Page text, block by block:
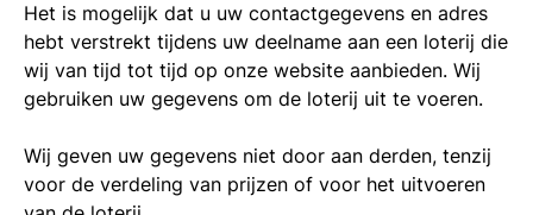
Het is mogelijk dat u uw contactgegevens en adres
hebt verstrekt tijdens uw deelname aan een loterij die
wij van tijd tot tijd op onze website aanbieden. Wij
gebruiken uw gegevens om de loterij uit te voeren.
Wij geven uw gegevens niet door aan derden, tenzij
voor de verdeling van prijzen of voor het uitvoeren